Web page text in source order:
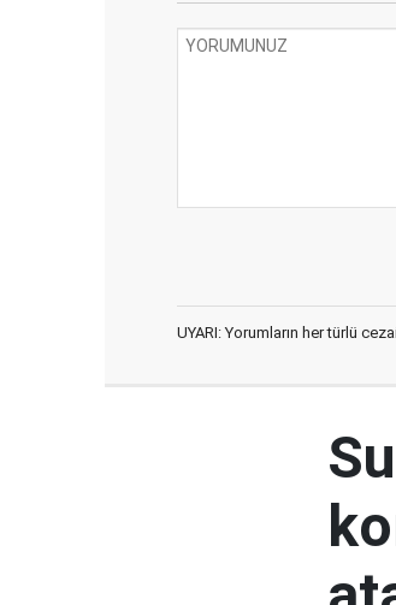
UYARI: Yorumların her türlü